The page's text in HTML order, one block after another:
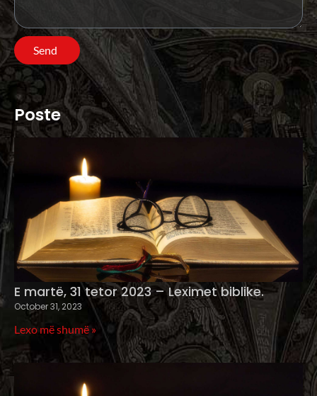
Send
Poste
E martë, 31 tetor 2023 – Leximet biblike.
October 31, 2023
Lexo më shumë »